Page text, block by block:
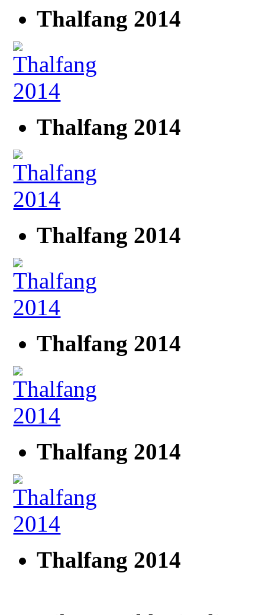
Thalfang 2014
Thalfang 2014
Thalfang 2014
Thalfang 2014
Thalfang 2014
Thalfang 2014